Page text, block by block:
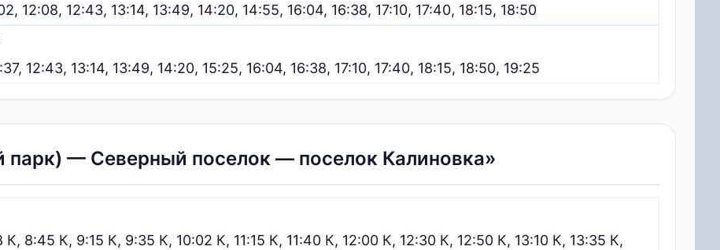
12:08, 12:43, 13:14, 13:49, 14:20, 14:55, 16:04, 16:38, 17:10, 17:40, 18:15, 18:50
12:43, 13:14, 13:49, 14:20, 15:25, 16:04, 16:38, 17:10, 17:40, 18:15, 18:50, 19:25
— Северный поселок — поселок Калиновка»
8:45 К, 9:15 К, 9:35 К, 10:02 К, 11:15 К, 11:40 К, 12:00 К, 12:30 К, 12:50 К, 13:10 К, 13:35 К,